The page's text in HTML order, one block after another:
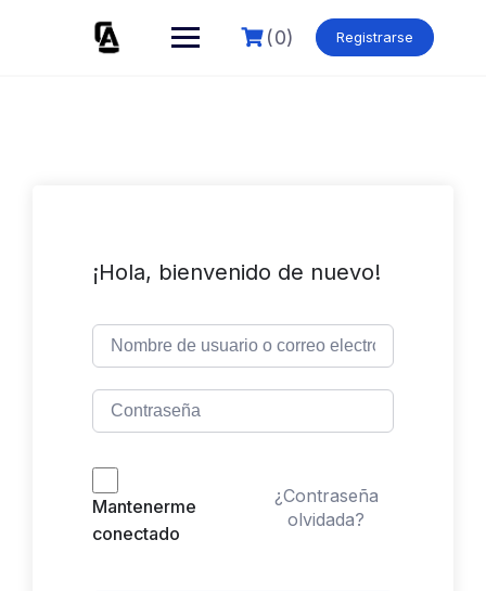
(0) Registrarse
¡Hola, bienvenido de nuevo!
Mantenerme
conectado
¿Contraseña
olvidada?